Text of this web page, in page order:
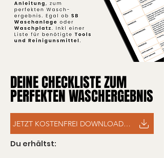
DEINE CHECKLISTE ZUM
PERFEKTEN WASCHERGEBNIS
DEINE CHECKLISTE ZUM
PERFEKTEN WASCHERGEBNIS
JETZT KOSTENFREI DOWNLOADEN
Du erhältst: